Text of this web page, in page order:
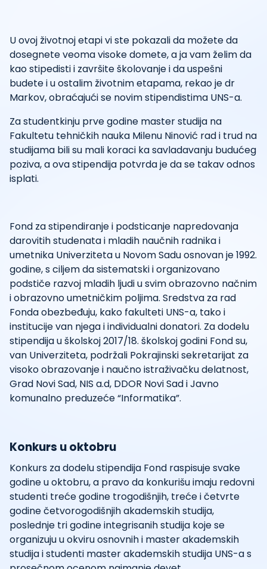
U ovoj životnoj etapi vi ste pokazali da možete da
dosegnete veoma visoke domete, a ja vam želim da
kao stipedisti i završite školovanje i da uspešni
budete i u ostalim životnim etapama, rekao je dr
Markov, obraćajući se novim stipendistima UNS-a.
Za studentkinju prve godine master studija na
Fakultetu tehničkih nauka Milenu Ninović rad i trud na
studijama bili su mali koraci ka savladavanju budućeg
poziva, a ova stipendija potvrda je da se takav odnos
isplati.
Fond za stipendiranje i podsticanje napredovanja
darovitih studenata i mladih naučnih radnika i
umetnika Univerziteta u Novom Sadu osnovan je 1992.
godine, s ciljem da sistematski i organizovano
podstiče razvoj mladih ljudi u svim obrazovno načnim
i obrazovno umetničkim poljima. Sredstva za rad
Fonda obezbeđuju, kako fakulteti UNS-a, tako i
institucije van njega i individualni donatori. Za dodelu
stipendija u školskoj 2017/18. školskoj godini Fond su,
van Univerziteta, podržali Pokrajinski sekretarijat za
visoko obrazovanje i naučno istraživačku delatnost,
Grad Novi Sad, NIS a.d, DDOR Novi Sad i Javno
komunalno preduzeće “Informatika”.
Konkurs u oktobru
Konkurs za dodelu stipendija Fond raspisuje svake
godine u oktobru, a pravo da konkurišu imaju redovni
studenti treće godine trogodišnjih, treće i četvrte
godine četvorogodišnjih akademskih studija,
poslednje tri godine integrisanih studija koje se
organizuju u okviru osnovnih i master akademskih
studija i studenti master akademskih studija UNS-a s